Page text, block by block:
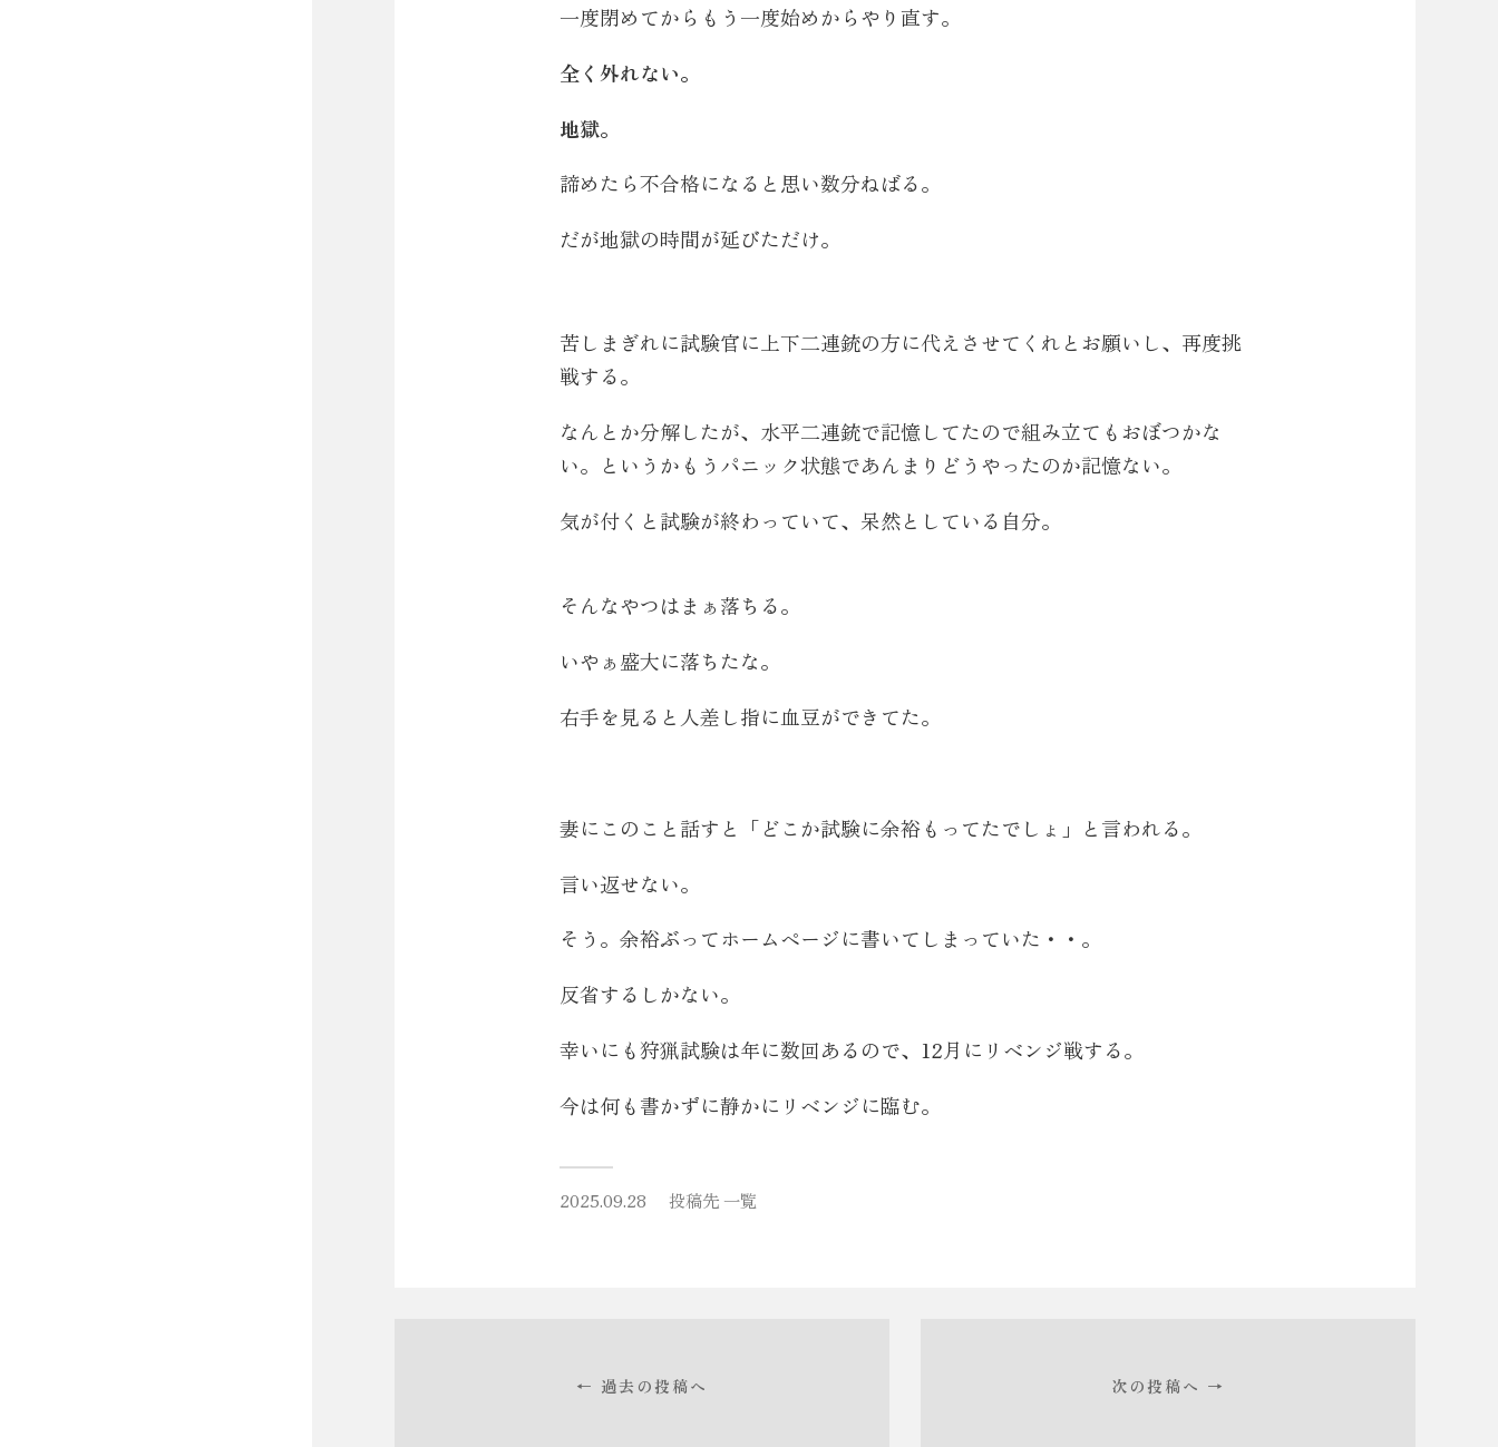
一度閉めてからもう一度始めからやり直す。
全く外れない。
地獄。
諦めたら不合格になると思い数分ねばる。
だが地獄の時間が延びただけ。
苦しまぎれに試験官に上下二連銃の方に代えさせてくれとお願いし、再度挑
戦する。
なんとか分解したが、水平二連銃で記憶してたので組み立てもおぼつかな
い。というかもうパニック状態であんまりどうやったのか記憶ない。
気が付くと試験が終わっていて、呆然としている自分。
そんなやつはまぁ落ちる。
いやぁ盛大に落ちたな。
右手を見ると人差し指に血豆ができてた。
妻にこのこと話すと「どこか試験に余裕もってたでしょ」と言われる。
言い返せない。
そう。余裕ぶってホームページに書いてしまっていた・・。
反省するしかない。
幸いにも狩猟試験は年に数回あるので、12月にリベンジ戦する。
今は何も書かずに静かにリベンジに臨む。
2025.09.28 投稿先 一覧
← 過去の投稿へ 次の投稿へ →